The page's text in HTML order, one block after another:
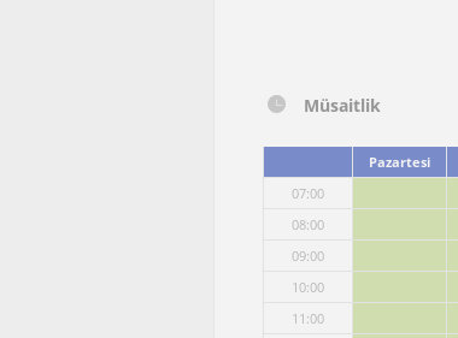
Müsaitlik
Pazartesi
07:00
08:00
09:00
10:00
11:00